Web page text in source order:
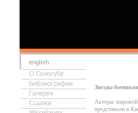
english
Звезды
Актеры мировой
представили в